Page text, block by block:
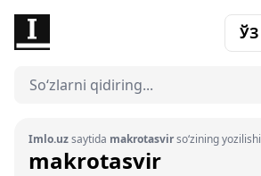
ЎЗ
Imlo.uzsaytida makrotasvirso‘zining yozilishi
makrotasvir